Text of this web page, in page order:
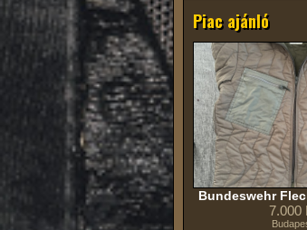
Piac ajánló
Bundeswehr
7.000